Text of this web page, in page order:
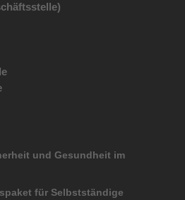
und Gesundheit im
für Selbstständige